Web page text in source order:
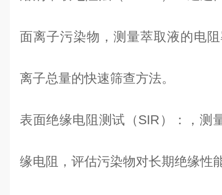
面离子污染物，测量萃取液的电
离子总量的快速筛查方法。
表面绝缘电阻测试（SIR）：，测
缘电阻，评估污染物对长期绝缘性